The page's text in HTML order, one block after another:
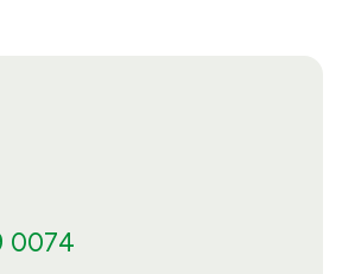
0074